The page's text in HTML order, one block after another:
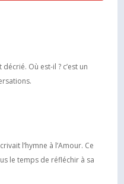
Où est-il ? c’est un
l’hymne à l’Amour. Ce
le temps de réfléchir à sa